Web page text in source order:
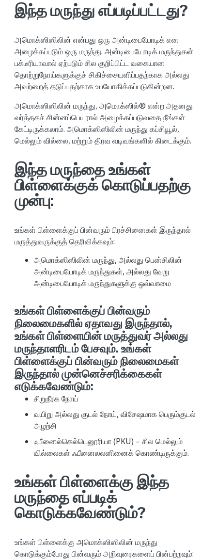
இந்த மருந்து எப்படிப்பட்டது?
அமொக்ஸிஸிலின் என்பது ஒரு அன்டிபையோடிக் என
அழைக்கப்படும் ஒரு மருந்து. அன்டிபையோடிக் மருந்துகள்
பக்டீரியாவால் ஏற்படும் சில குறிப்பிட்ட வகையான
தொற்றுநோய்களுக்குச் சிகிச்சையளிப்பதற்காக அல்லது
அவற்றைத் தடுப்பதற்காக உபயோகிக்கப்படுகின்றன.
அமொக்ஸிஸிலின் மருந்து, அமொக்ஸில்® என்ற அதனது
வர்த்தகச் சின்னப்பெயரால் அழைக்கப்படுவதை நீங்கள்
கேட்டிருக்கலாம். அமொக்ஸிஸிலின் மருந்து கப்சியூல்,
மெல்லும் வில்லை, மற்றும் திரவ வடிவங்களில் கிடைக்கும்.
இந்த மருந்தை உங்கள்
பிள்ளைக்குக் கொடுப்பதற்கு
முன்பு:
உங்கள் பிள்ளைக்குப் பின்வரும் பிரச்சினைகள் இருந்தால்
மருத்துவருக்குத் தெரிவிக்கவும்:
அமொக்ஸிஸிலின் மருந்து, அல்லது பென்சிலின்
அன்டிபையோடிக் மருந்துகள், அல்லது வேறு
அன்டிபையோடிக் மருந்துகளுக்கு ஒவ்வாமை
உங்கள் பிள்ளைக்குப் பின்வரும்
நிலைமைகளில் ஏதாவது இருந்தால்,
உங்கள் பிள்ளையின் மருத்துவர் அல்லது
மருந்தாளரிடம் பேசவும். உங்கள்
பிள்ளைக்குப் பின்வரும் நிலைமைகள்
இருந்தால் முன்னெச்சரிக்கைகள்
எடுக்கவேண்டும்:
சிறுநீரக நோய்
வயிறு அல்லது குடல் நோய், விசேஷமாக பெரும்குடல்
அழற்சி
ஃபீனைல்கெல்டெனூரியா (PKU) – சில மெல்லும்
வில்லைகள் ஃபீனைலலனினைக் கொண்டிருக்கும்.
உங்கள் பிள்ளைக்கு இந்த
மருந்தை எப்படிக்
கொடுக்கவேண்டும்?
உங்கள் பிள்ளைக்கு அமொக்ஸிஸிலின் மருந்து
கொடுக்கும்போது பின்வரும் அறிவுரைகளைப் பின்பற்றவும்: